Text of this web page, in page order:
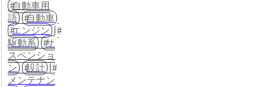
自動車用
語
自動車
エンジン
駆動系
サ
スペンショ
ン
設計
メンテナン